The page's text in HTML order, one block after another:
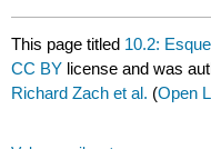
This page titled 10.2:
CC BY license and was
Richard Zach et al. (Open